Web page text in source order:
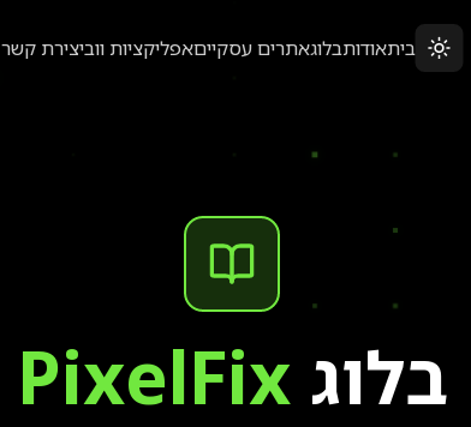
ביתאודותבלוגאתרים עסקייםאפליקציות ווביצירת קשר
בלוג PixelFix